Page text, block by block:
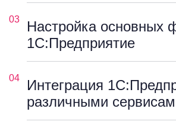
03
Настройка основных
1С:Предприятие
04
Интеграция
различными